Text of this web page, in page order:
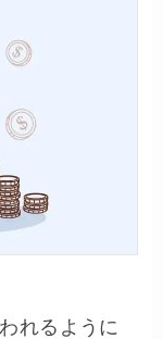
れるように